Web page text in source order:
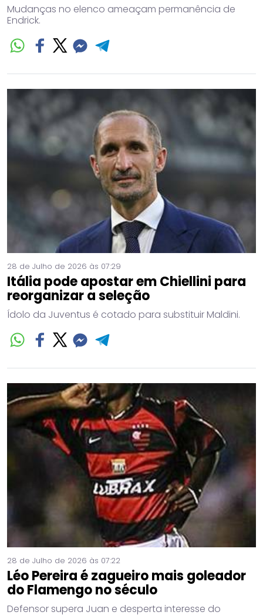
Mudanças no elenco ameaçam permanência de
Endrick.
28 de Julho de 2026 às 07:29
Itália pode apostar em Chiellini para
reorganizar a seleção
Ídolo da Juventus é cotado para substituir Maldini.
28 de Julho de 2026 às 07:22
Léo Pereira é zagueiro mais goleador
do Flamengo no século
Defensor supera Juan e desperta interesse do